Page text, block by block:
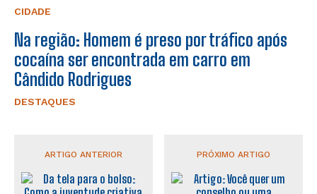
CIDADE
Na região: Homem é preso por tráfico após
cocaína ser encontrada em carro em
Cândido Rodrigues
DESTAQUES
ARTIGO ANTERIOR PRÓXIMO ARTIGO